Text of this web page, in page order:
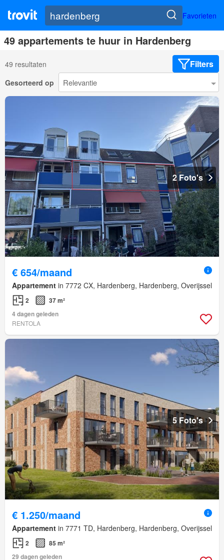
Favorieten
49 appartements te huur in Hardenberg
49 resultaten Filters
Gesorteerd op
2 Foto's
€ 654/maand
Appartement in 7772 CX, Hardenberg, Hardenberg, Overijssel
2
37 m²
4 dagen geleden
RENTOLA
5 Foto's
€ 1.250/maand
Appartement in 7771 TD, Hardenberg, Hardenberg, Overijssel
2
85 m²
29 dagen geleden